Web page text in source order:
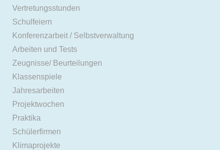
Vertretungsstunden
Schulfeiern
Konferenzarbeit / Selbstverwaltung
Arbeiten und Tests
Zeugnisse/ Beurteilungen
Klassenspiele
Jahresarbeiten
Projektwochen
Praktika
Schülerfirmen
Klimaprojekte